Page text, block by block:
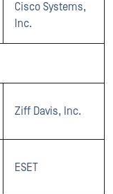
Cisco Systems,
Inc.
Ziff Davis, Inc.
ESET